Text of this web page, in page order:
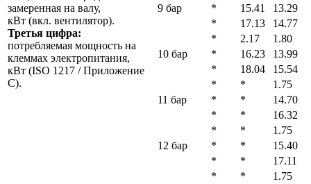
замеренная на валу,
кВт (вкл. вентилятор).
Третья цифра:
потребляемая мощность на
клеммах электропитания,
кВт (ISO 1217 / Приложение
C).
9 бар
*
15.41
13.29
*
17.13 14.77
10 бар
* 2.17
1.80
*
16.23
13.99
*
18.04 15.54
11 бар
* *
1.75
*
*
14.70
*
* 16.32
12 бар
* *
1.75
*
*
15.40
*
* 17.11
* *
1.75